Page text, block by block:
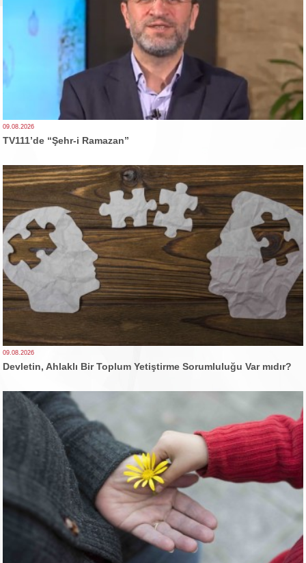
09.08.2026
TV111’de “Şehr-i Ramazan”
09.08.2026
Devletin, Ahlaklı Bir Toplum Yetiştirme Sorumluluğu Var mıdır?